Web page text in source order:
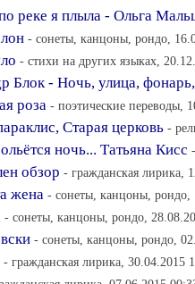
реке я плыла - Ольга
- сонеты, канцоны, рондо,
- стихи на других языках,
Блок - Ночь, улица, фонарь,
роза - поэтические переводы,
Старая церковь -
ночь... Татьяна Кисс
обзор - гражданская лирика,
жена - сонеты, канцоны, рондо,
- сонеты, канцоны, рондо,
- сонеты, канцоны, рондо,
- гражданская лирика, 30.04.2015